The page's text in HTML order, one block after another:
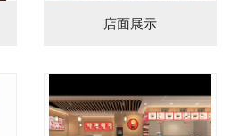
店面展示